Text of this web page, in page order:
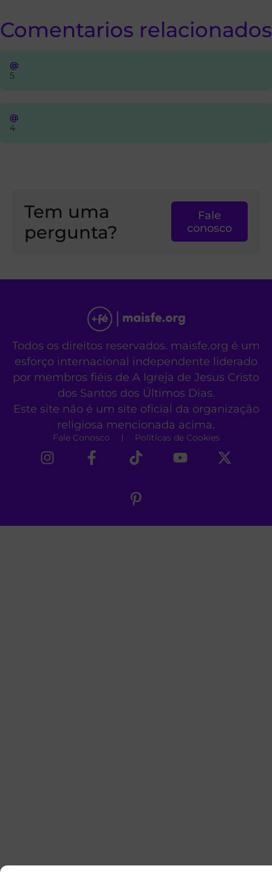
Comentarios relacionados
@
5
@
4
Tem uma
pergunta?
Fale
conosco
Todos os direitos reservados. maisfe.org é um
esforço internacional independente liderado
por membros fiéis de A Igreja de Jesus Cristo
dos Santos dos Últimos Dias.
Este site não é um site oficial da organização
religiosa mencionada acima.
Fale Conosco Políticas de Cookies